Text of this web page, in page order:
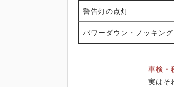
警告灯の点灯
パワーダウン・ノッキング
車検・
実はそ